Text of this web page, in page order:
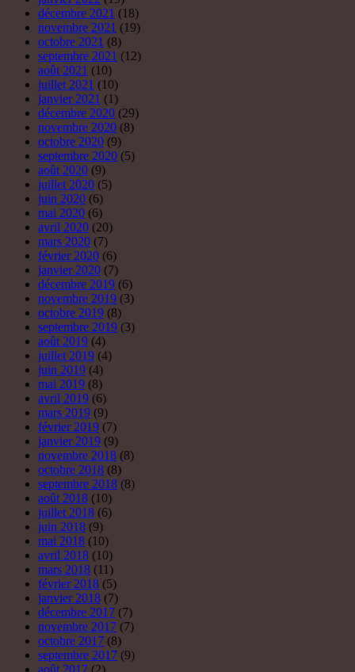
décembre 2021 (18)
novembre 2021 (19)
octobre 2021 (8)
septembre 2021 (12)
août 2021 (10)
juillet 2021 (10)
janvier 2021 (1)
décembre 2020 (29)
novembre 2020 (8)
octobre 2020 (9)
septembre 2020 (5)
août 2020 (9)
juillet 2020 (5)
juin 2020 (6)
mai 2020 (6)
avril 2020 (20)
mars 2020 (7)
février 2020 (6)
janvier 2020 (7)
décembre 2019 (6)
novembre 2019 (3)
octobre 2019 (8)
septembre 2019 (3)
août 2019 (4)
juillet 2019 (4)
juin 2019 (4)
mai 2019 (8)
avril 2019 (6)
mars 2019 (9)
février 2019 (7)
janvier 2019 (9)
novembre 2018 (8)
octobre 2018 (8)
septembre 2018 (8)
août 2018 (10)
juillet 2018 (6)
juin 2018 (9)
mai 2018 (10)
avril 2018 (10)
mars 2018 (11)
février 2018 (5)
janvier 2018 (7)
décembre 2017 (7)
novembre 2017 (7)
octobre 2017 (8)
septembre 2017 (9)
août 2017 (2)